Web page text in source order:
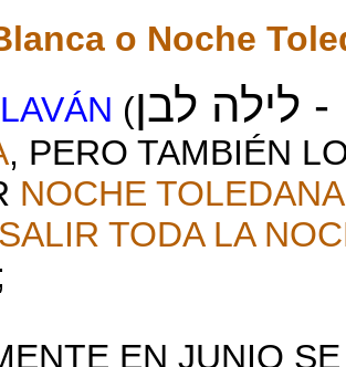
o Noche
(- לילה לבן
, PERO TAMBIÉN
NOCHE
SALIR TODA LA
;
EN JUNIO